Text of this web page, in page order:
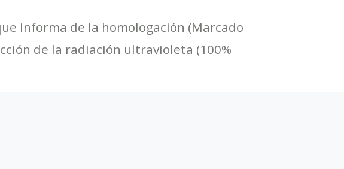
informa de la homologación (Marcado
de la radiación ultravioleta (100%